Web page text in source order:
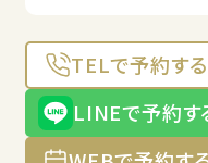
TELで予約する
LINEで予約す